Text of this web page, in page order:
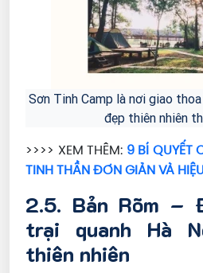
Sơn Tinh Camp là nơi giao
đẹp thiên nhiên
>>>> XEM THÊM: 9 BÍ QUYẾT
TINH THẦN ĐƠN GIẢN VÀ
2.5. Bản Rõm –
trại quanh Hà
thiên nhiên